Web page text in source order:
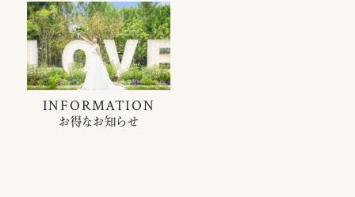
INFORMATION
お得なお知らせ